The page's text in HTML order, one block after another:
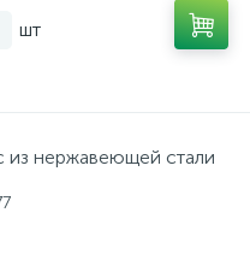
шт
из нержавеющей стали